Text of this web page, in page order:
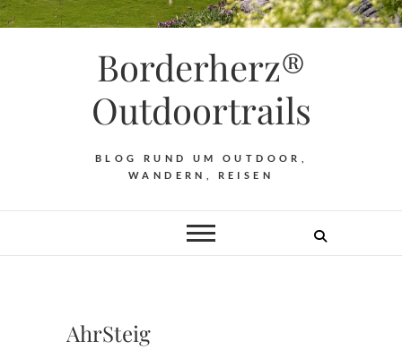
Borderherz®
Outdoortrails
BLOG RUND UM OUTDOOR,
WANDERN, REISEN
AhrSteig